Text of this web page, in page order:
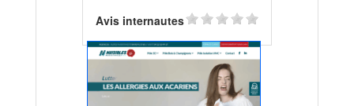
Avis internautes